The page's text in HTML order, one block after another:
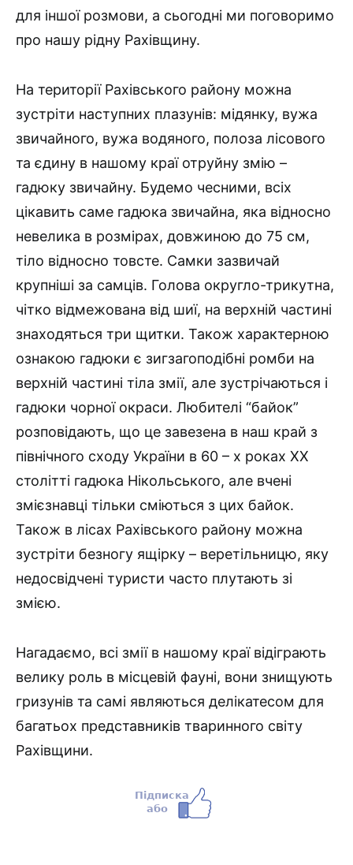
для іншої розмови, а сьогодні ми поговоримо
про нашу рідну Рахівщину.
На території Рахівського району можна
зустріти наступних плазунів: мідянку, вужа
звичайного, вужа водяного, полоза лісового
та єдину в нашому краї отруйну змію –
гадюку звичайну. Будемо чесними, всіх
цікавить саме гадюка звичайна, яка відносно
невелика в розмірах, довжиною до 75 см,
тіло відносно товсте. Самки зазвичай
крупніші за самців. Голова округло-трикутна,
чітко відмежована від шиї, на верхній частині
знаходяться три щитки. Також характерною
ознакою гадюки є зигзагоподібні ромби на
верхній частині тіла змії, але зустрічаються і
гадюки чорної окраси. Любителі “байок”
розповідають, що це завезена в наш край з
північного сходу України в 60 – х роках ХХ
столітті гадюка Нікольського, але вчені
змієзнавці тільки сміються з цих байок.
Також в лісах Рахівського району можна
зустріти безногу ящірку – веретільницю, яку
недосвідчені туристи часто плутають зі
змією.
Нагадаємо, всі змії в нашому краї відіграють
велику роль в місцевій фауні, вони знищують
гризунів та самі являються делікатесом для
багатьох представників тваринного світу
Рахівщини.